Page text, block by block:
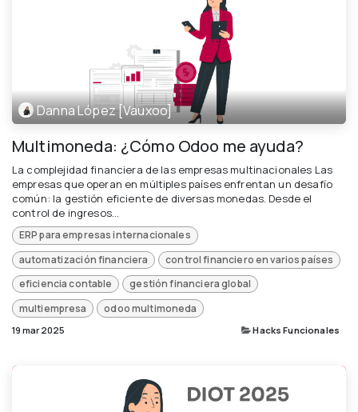
Danna López [Vauxoo]
Multimoneda: ¿Cómo Odoo me ayuda?
La complejidad financiera de las empresas multinacionales Las
empresas que operan en múltiples países enfrentan un desafío
común: la gestión eficiente de diversas monedas. Desde el
control de ingresos...
ERP para empresas internacionales
automatización financiera
control financiero en varios países
eficiencia contable
gestión financiera global
multiempresa
odoo multimoneda
19 mar 2025 Hacks Funcionales